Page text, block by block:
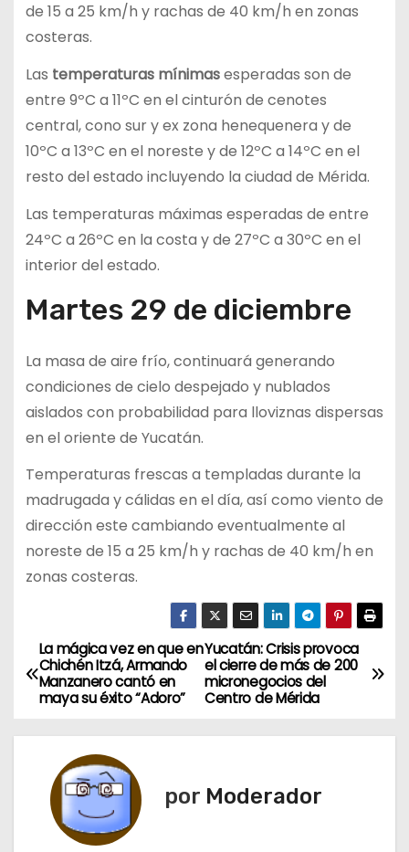
de 15 a 25 km/h y rachas de 40 km/h en zonas
costeras.
Las temperaturas mínimasesperadas son de
entre 9ºC a 11ºC en el cinturón de cenotes
central, cono sur y ex zona henequenera y de
10ºC a 13ºC en el noreste y de 12ºC a 14ºC en el
resto del estado incluyendo la ciudad de Mérida.
Las temperaturas máximas esperadas de entre
24ºC a 26ºC en la costa y de 27ºC a 30ºC en el
interior del estado.
Martes 29 de diciembre
La masa de aire frío, continuará generando
condiciones de cielo despejado y nublados
aislados con probabilidad para lloviznas dispersas
en el oriente de Yucatán.
Temperaturas frescas a templadas durante la
madrugada y cálidas en el día, así como viento de
dirección este cambiando eventualmente al
noreste de 15 a 25 km/h y rachas de 40 km/h en
zonas costeras.
N
a
v
Yucatán: Crisis provoca
el cierre de más de 200
micronegocios del
Centro de Mérida
La mágica vez en que en
Chichén Itzá, Armando
Manzanero cantó en
maya su éxito “Adoro”
por Moderador